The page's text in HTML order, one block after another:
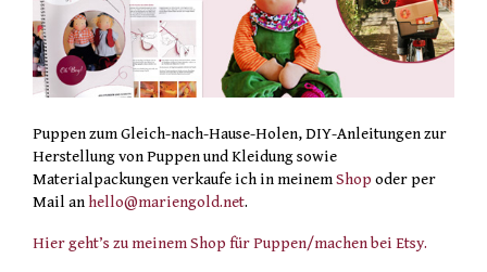
Puppen zum Gleich-nach-Hause-Holen, DIY-Anleitungen zur
Herstellung von Puppen und Kleidung sowie
Materialpackungen verkaufe ich in meinemShop oder per
Mail anhello@mariengold.net.
Hier geht’s zu meinem Shop für Puppen/machen bei Etsy.